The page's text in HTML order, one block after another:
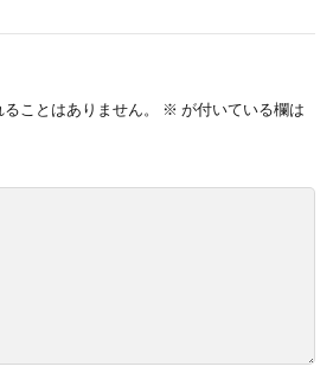
ことはありません。 ※ が付いている欄は